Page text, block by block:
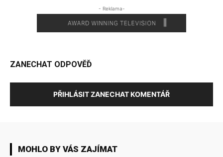
- Reklama-
ZANECHAT ODPOVĚĎ
PŘIHLÁSIT ZANECHAT KOMENTÁŘ
MOHLO BY VÁS ZAJÍMAT